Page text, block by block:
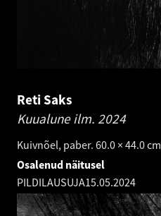
Reti Saks
Kuualune ilm. 2024
Kuivnõel, paber. 60.0 × 44.0 cm
Osalenud näitusel
PILDILAUSUJA15.05.2024